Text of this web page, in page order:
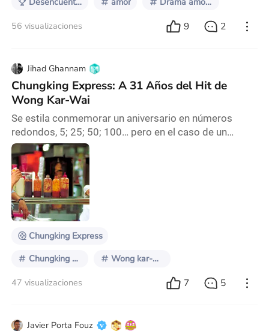
56 visualizaciones 9 2
Jihad Ghannam
Chungking Express: A 31 Años del Hit de
Wong Kar-Wai
Se estila conmemorar un aniversario en números
redondos, 5; 25; 50; 100… pero en el caso de un
largometraje como Chungking Express (1994) se
podría llamar normal al olvido y postergación de su
aniversario, pues se trata de una cinta que resulta
insufriblemente aburrida. Alerta de spoiler A este
filme le arruinaron su encanto en pandemia con la
reconquista institucional de Hong Kong, un suceso
que
Chungking Express
Chungking Express Wong kar-wai
47 visualizaciones 7 5
Javier Porta Fouz